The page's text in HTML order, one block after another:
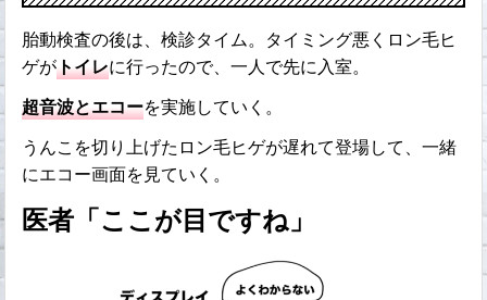
胎動検査の後は、検診タイム。タイミング悪くロン毛ヒ
ゲがトイレに行ったので、一人で先に入室。
超音波とエコーを実施していく。
うんこを切り上げたロン毛ヒゲが遅れて登場して、一緒
にエコー画面を見ていく。
医者「ここが目ですね」